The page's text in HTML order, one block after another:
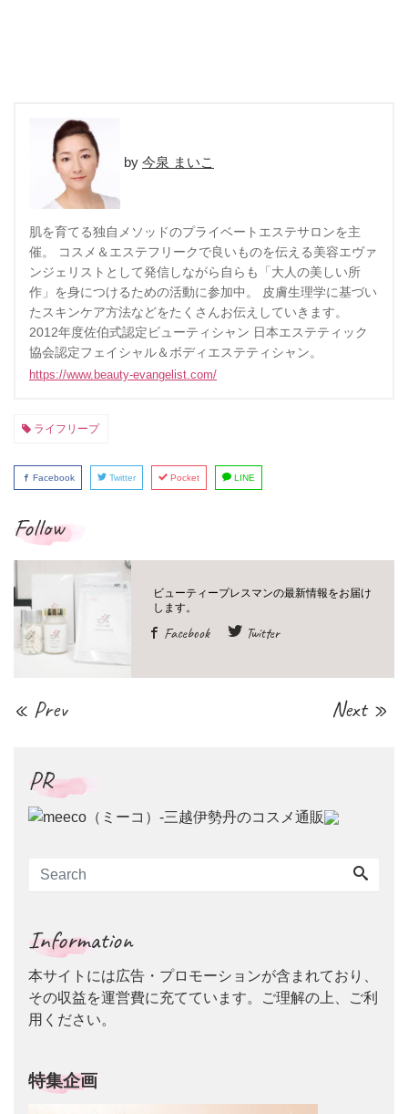
今泉 まいこ
肌を育てる独自メソッドのプライベートエステサロンを主
催。 コスメ＆エステフリークで良いものを伝える美容エヴァ
ンジェリストとして発信しながら自らも「大人の美しい所
作」を身につけるための活動に参加中。 皮膚生理学に基づい
たスキンケア方法などをたくさんお伝えしていきます。
2012年度佐伯式認定ビューティシャン 日本エステティック
協会認定フェイシャル＆ボディエステティシャン。
https://www.beauty-evangelist.com/
ライフリープ
Facebook Twitter Pocket LINE
Follow
Facebook Twitter
« Prev Next »
PR
Information
本サイトには広告・プロモーションが含まれており、
その収益を運営費に充てています。ご理解の上、ご利
用ください。
特集企画